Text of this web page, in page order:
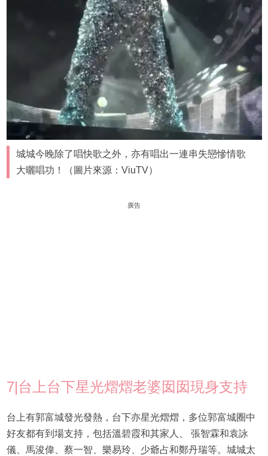
城城今晚除了唱快歌之外，亦有唱出一連串失戀慘情歌
大曬唱功！（圖片來源：ViuTV）
廣告
7|台上台下星光熠熠老婆囡囡現身支持
台上有郭富城發光發熱，台下亦星光熠熠，多位郭富城圈中
好友都有到場支持，包括溫碧霞和其家人、 張智霖和袁詠
儀、馬浚偉、蔡一智、樂易玲、少爺占和鄭丹瑞等。城城太